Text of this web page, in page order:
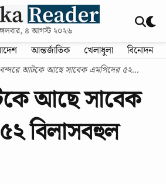
৪ আগস্ট ২০২৬
আন্তর্জাতিক খেলাধুলা বিনোদন
বন্দরে আটকে আছে সাবেক এমপিদের ৫২...
আছে সাবেক
বিলাসবহুল